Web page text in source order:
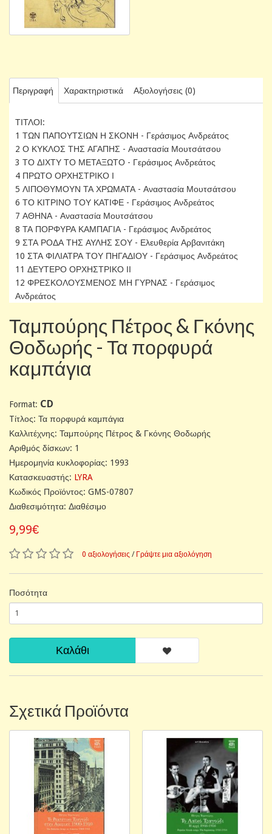
Περιγραφή Χαρακτηριστικά Αξιολογήσεις (0)
ΤΙΤΛΟΙ:
1 ΤΩΝ ΠΑΠΟΥΤΣΙΩΝ Η ΣΚΟΝΗ - Γεράσιμος Ανδρεάτος
2 Ο ΚΥΚΛΟΣ ΤΗΣ ΑΓΑΠΗΣ - Αναστασία Μουτσάτσου
3 ΤΟ ΔΙΧΤΥ ΤΟ ΜΕΤΑΞΩΤΟ - Γεράσιμος Ανδρεάτος
4 ΠΡΩΤΟ ΟΡΧΗΣΤΡΙΚΟ Ι
5 ΛΙΠΟΘΥΜΟΥΝ ΤΑ ΧΡΩΜΑΤΑ - Αναστασία Μουτσάτσου
6 ΤΟ ΚΙΤΡΙΝΟ ΤΟΥ ΚΑΤΙΦΕ - Γεράσιμος Ανδρεάτος
7 ΑΘΗΝΑ - Αναστασία Μουτσάτσου
8 ΤΑ ΠΟΡΦΥΡΑ ΚΑΜΠΑΓΙΑ - Γεράσιμος Ανδρεάτος
9 ΣΤΑ ΡΟΔΑ ΤΗΣ ΑΥΛΗΣ ΣΟΥ - Ελευθερία Αρβανιτάκη
10 ΣΤΑ ΦΙΛΙΑΤΡΑ ΤΟΥ ΠΗΓΑΔΙΟΥ - Γεράσιμος Ανδρεάτος
11 ΔΕΥΤΕΡΟ ΟΡΧΗΣΤΡΙΚΟ ΙΙ
12 ΦΡΕΣΚΟΛΟΥΣΜΕΝΟΣ ΜΗ ΓΥΡΝΑΣ - Γεράσιμος
Ανδρεάτος
Ταμπούρης Πέτρος & Γκόνης
Θοδωρής - Τα πορφυρά
καμπάγια
Format: CD
Tίτλος: Τα πορφυρά καμπάγια
Καλλιτέχνης: Ταμπούρης Πέτρος & Γκόνης Θοδωρής
Αριθμός δίσκων: 1
Ημερομηνία κυκλοφορίας: 1993
Κατασκευαστής: LYRA
Κωδικός Προϊόντος: GMS-07807
Διαθεσιμότητα: Διαθέσιμο
9,99€
0 αξιολογήσεις / Γράψτε μια αξιολόγηση
Ποσότητα
Καλάθι
Σχετικά Προϊόντα